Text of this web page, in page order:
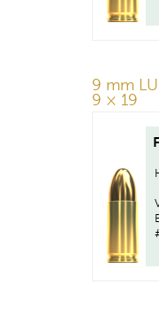
9 mm
9 × 19